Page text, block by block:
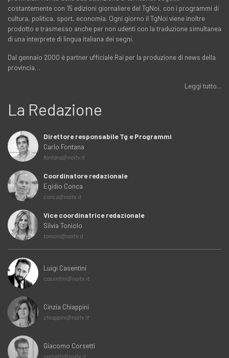
costantemente con 15 edizioni giornaliere del TgNoi, con i programmi di
cultura, politica, sport, economia. Ogni giorno il TgNoi viene inoltre
prodotto e trasmesso anche per non udenti con la traduzione simultanea
di una interprete di lingua italiana dei segni.
Dal gennaio 2000 è partner ufficiale Rai per la produzione di news della
provincia…
Leggi tutto...
La Redazione
Direttore responsabile Tg e Programmi
Carlo Fontana
fontana@noitv.it
Coordinatore redazionale
Egidio Conca
conca@noitv.it
Vice coordinatrice redazionale
Silvia Toniolo
toniolo@noitv.it
Luigi Casentini
casentini@noitv.it
Cinzia Chiappini
chiappini@noitv.it
Giacomo Corsetti
corsetti@noitv.it